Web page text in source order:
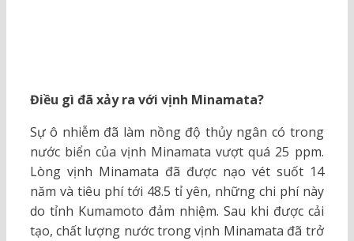
Điều gì đã xảy ra với vịnh Minamata?
Sự ô nhiễm đã làm nồng độ thủy ngân có trong
nước biển của vịnh Minamata vượt quá 25 ppm.
Lòng vịnh Minamata đã được nạo vét suốt 14
năm và tiêu phí tới 48.5 tỉ yên, những chi phí này
do tỉnh Kumamoto đảm nhiệm. Sau khi được cải
tạo, chất lượng nước trong vịnh Minamata đã trở